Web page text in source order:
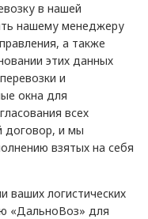
в нашей
нашему менеджеру
а также
этих данных
и
окна для
всех
договор, и мы
взятых на себя
ваших логистических
«ДальноВоз» для